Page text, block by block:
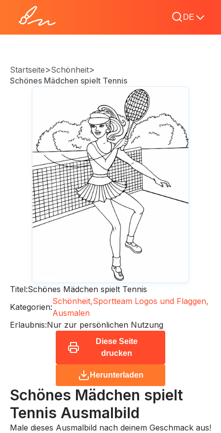
DE
Startseite>Schönheit>
Schönes Mädchen spielt Tennis
Titel:Schönes Mädchen spielt Tennis
Kategorien:
Schönheit,Sportteam Logos und Flaggen,
Ausmalen
Erlaubnis:Nur zur persönlichen Nutzung
Diese Seite
drucken
Herunterladen
Schönes Mädchen spielt
Tennis Ausmalbild
Male dieses Ausmalbild nach deinem Geschmack aus!